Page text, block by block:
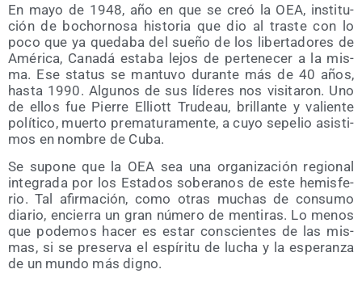
En mayo de 1948, año en que se creó la OEA, ins­ti­tu­
ción de bochor­no­sa his­to­ria que dio al tras­te con lo
poco que ya que­da­ba del sue­ño de los liber­ta­do­res de
Amé­ri­ca, Cana­dá esta­ba lejos de per­te­ne­cer a la mis­
ma. Ese sta­tus se man­tu­vo duran­te más de 40 años,
has­ta 1990. Algu­nos de sus líde­res nos visi­ta­ron. Uno
de ellos fue Pie­rre Elliott Tru­deau, bri­llan­te y valien­te
polí­ti­co, muer­to pre­ma­tu­ra­men­te, a cuyo sepe­lio asis­ti­
mos en nom­bre de Cuba.
Se supo­ne que la OEA sea una orga­ni­za­ción regio­nal
inte­gra­da por los Esta­dos sobe­ra­nos de este hemis­fe­
rio. Tal afir­ma­ción, como otras muchas de con­su­mo
dia­rio, encie­rra un gran núme­ro de men­ti­ras. Lo menos
que pode­mos hacer es estar cons­cien­tes de las mis­
mas, si se pre­ser­va el espí­ri­tu de lucha y la espe­ran­za
de un mun­do más digno.